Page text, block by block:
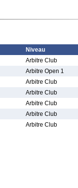
Niveau
Arbitre Club
Arbitre Open 1
Arbitre Club
Arbitre Club
Arbitre Club
Arbitre Club
Arbitre Club